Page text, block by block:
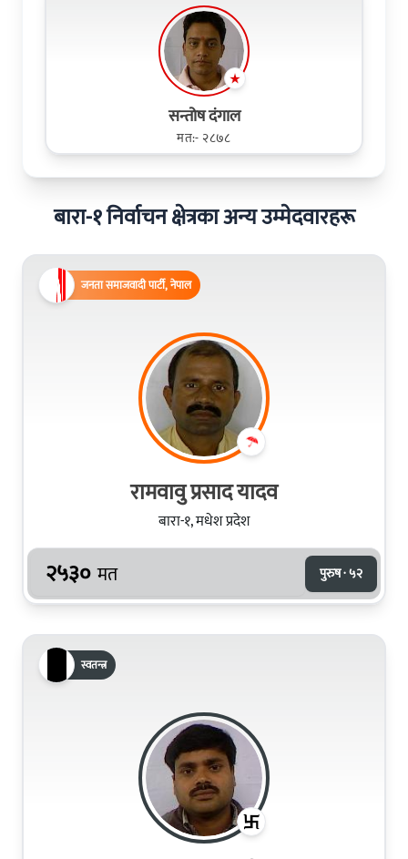
सन्तोष दंगाल
मत:- २८७८
बारा-१ निर्वाचन क्षेत्रका अन्य उम्मेदवारहरू
जनता समाजवादी पार्टी, नेपाल
रामवावु प्रसाद यादव
बारा-१, मधेश प्रदेश
२५३० मत पुरुष · ५२
स्वतन्त्र